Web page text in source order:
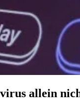
allein